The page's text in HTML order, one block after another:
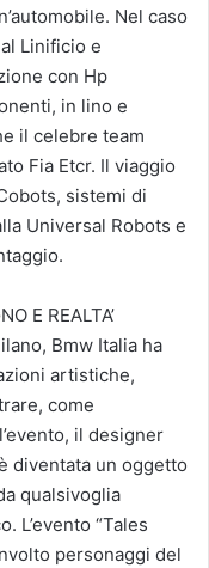
Nel caso
Linificio e
con Hp
in lino e
il celebre team
Fia Etcr. Il viaggio
sistemi di
Universal Robots e
E REALTA’
Bmw Italia ha
artistiche,
come
il designer
diventata un oggetto
qualsivoglia
L’evento “Tales
personaggi del